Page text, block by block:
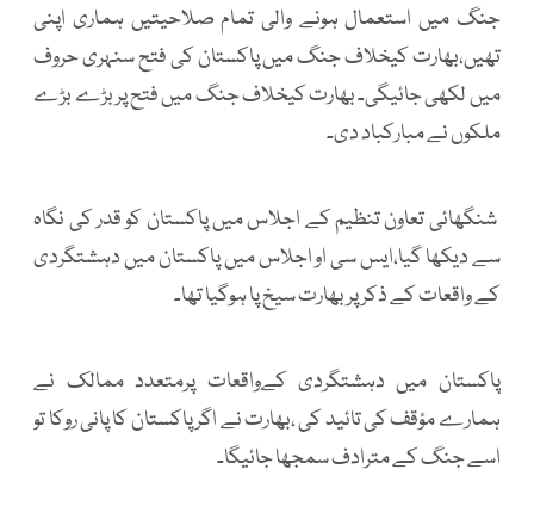
جنگ میں استعمال ہونے والی تمام صلاحیتیں ہماری اپنی
تھیں،بھارت کیخلاف جنگ میں پاکستان کی فتح سنہری حروف
میں لکھی جائیگی۔ بھارت کیخلاف جنگ میں فتح پر بڑے بڑے
ملکوں نے مبارکباد دی۔
شنگھائی تعاون تنظیم کے اجلاس میں پاکستان کو قدر کی نگاہ
سے دیکھا گیا،ایس سی او اجلاس میں پاکستان میں دہشتگردی
کے واقعات کے ذکر پر بھارت سیخ پا ہوگیا تھا۔
پاکستان میں دہشتگردی کےواقعات پرمتعدد ممالک نے
ہمارے مؤقف کی تائید کی ،بھارت نے اگر پاکستان کا پانی روکا تو
اسے جنگ کے مترادف سمجھا جائیگا۔